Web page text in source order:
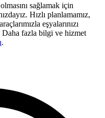
sağlamak için
Hızlı planlamamız,
eşyalarınızı
Daha fazla bilgi ve hizmet
.